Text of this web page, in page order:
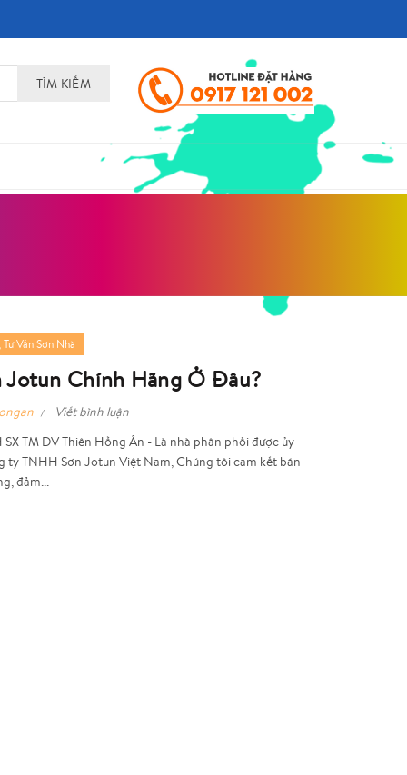
TÌM KIẾM
, Tư Vấn Sơn Nhà
Jotun Chính Hãng Ở Đâu?
Viết bình luận
TM DV Thiên Hồng Ân - Là nhà phân phối được ủy
ty TNHH Sơn Jotun Việt Nam, Chúng tôi cam kết bán
đảm...